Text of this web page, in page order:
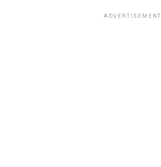
ADVERTISEMENT